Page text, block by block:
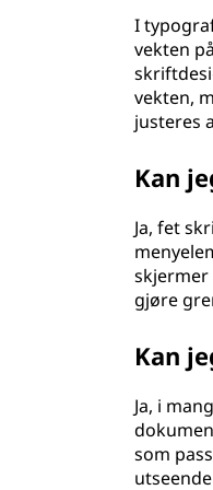
I
vekten
vekten,
justeres
Kan
Ja, fet
skjermer
gjøre
Kan
Ja, i
som